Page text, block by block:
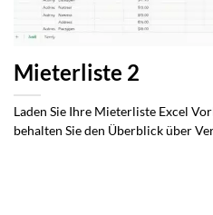
Mieterliste 2
Laden Sie Ihre Mieterliste Excel
behalten Sie den Überblick über